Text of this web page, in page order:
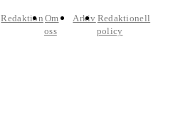
Redaktion Om
oss
Arkiv Redaktionell
policy